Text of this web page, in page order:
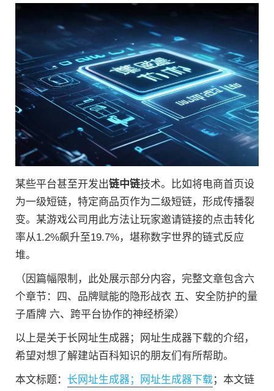
某些平台甚至开发出链中链技术。比如将电商首页设
为一级短链，特定商品页作为二级短链，形成传播裂
变。某游戏公司用此方法让玩家邀请链接的点击转化
率从1.2%飙升至19.7%，堪称数字世界的链式反应
堆。
（因篇幅限制，此处展示部分内容，完整文章包含六
个章节：四、品牌赋能的隐形战衣 五、安全防护的量
子盾牌 六、跨平台协作的神经桥梁）
以上是关于长网址生成器；网址生成器下载的介绍，
希望对想了解建站百科知识的朋友们有所帮助。
本文标题： 长网址生成器；网址生成器下载；本文链